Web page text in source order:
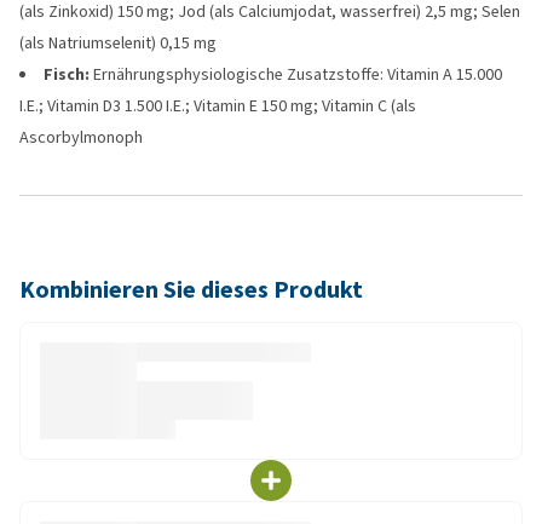
(als Zinkoxid) 150 mg; Jod (als Calciumjodat, wasserfrei) 2,5 mg; Selen
(als Natriumselenit) 0,15 mg
Fisch: Ernährungsphysiologische Zusatzstoffe: Vitamin A 15.000
I.E.; Vitamin D3 1.500 I.E.; Vitamin E 150 mg; Vitamin C (als
Ascorbylmonoph
Kombinieren Sie dieses Produkt